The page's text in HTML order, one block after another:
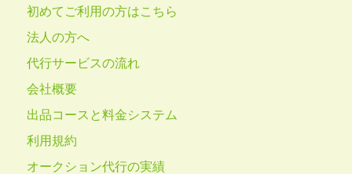
初めてご利用の方はこちら
法人の方へ
代行サービスの流れ
会社概要
出品コースと料金システム
利用規約
オークション代行の実績